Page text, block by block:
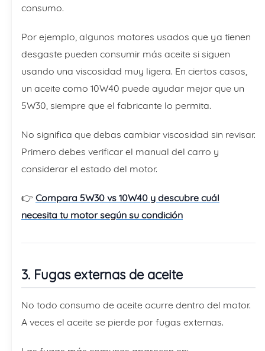
consumo.
Por ejemplo, algunos motores usados que ya tienen
desgaste pueden consumir más aceite si siguen
usando una viscosidad muy ligera. En ciertos casos,
un aceite como 10W40 puede ayudar mejor que un
5W30, siempre que el fabricante lo permita.
No significa que debas cambiar viscosidad sin revisar.
Primero debes verificar el manual del carro y
considerar el estado del motor.
👉 Compara 5W30 vs 10W40 y descubre cuál
necesita tu motor según su condición
3. Fugas externas de aceite
No todo consumo de aceite ocurre dentro del motor.
A veces el aceite se pierde por fugas externas.